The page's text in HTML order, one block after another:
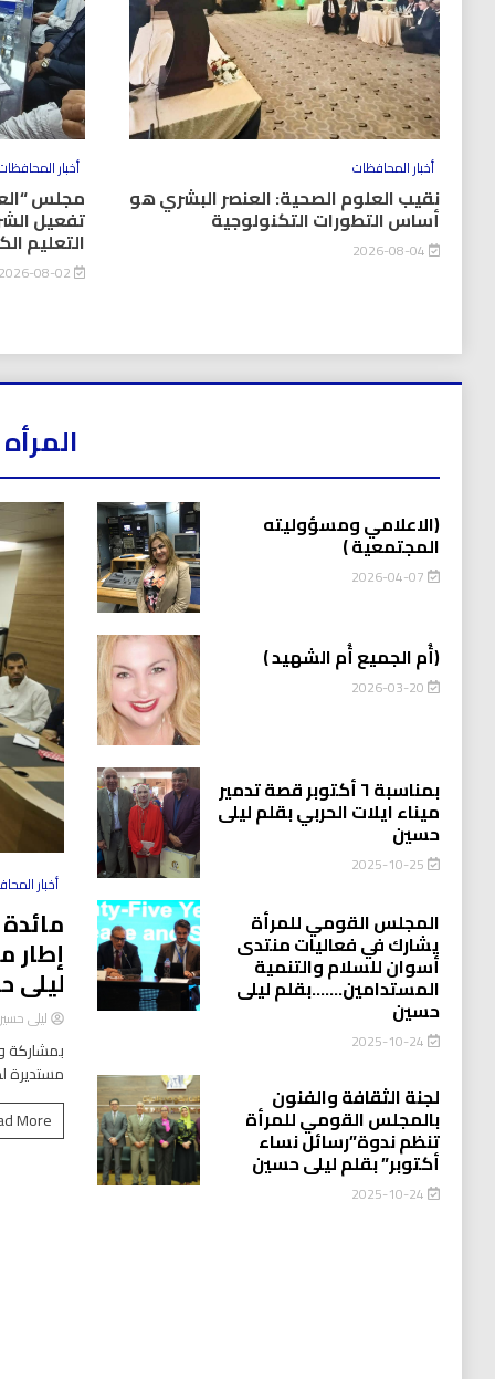
أخبار المحافظات
نقيب العلوم الصحية: العنصر البشري هو
أساس التطورات التكنولوجية
أخبار
مجلس
تفعيل
التعليم
أخبار
إطار
ليلى
ليلى
بمشاركة
مستديرة
More
(الاعلامي ومسؤوليته
المجتمعية )
2026-04-07
(أُم الجميع أُم الشهيد )
2026-03-20
بمناسبة ٦ أكتوبر قصة تدمير
ميناء ايلات الحربي بقلم ليلى
حسين
2025-10-25
المجلس القومي للمرأة
يشارك في فعاليات منتدى
أسوان للسلام والتنمية
المستدامين…….بقلم ليلى
حسين
2025-10-24
لجنة الثقافة والفنون
بالمجلس القومي للمرأة
تنظم ندوة”رسائل نساء
أكتوبر” بقلم ليلى حسين
2025-10-24